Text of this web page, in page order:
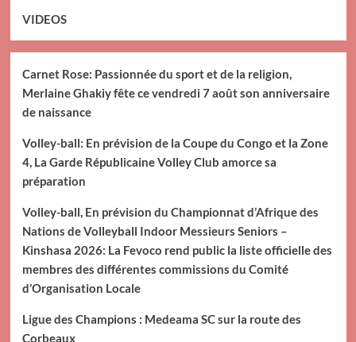
VIDEOS
Carnet Rose: Passionnée du sport et de la religion,
Merlaine Ghakiy fête ce vendredi 7 août son anniversaire
de naissance
Volley-ball: En prévision de la Coupe du Congo et la Zone
4, La Garde Républicaine Volley Club amorce sa
préparation
Volley-ball, En prévision du Championnat d’Afrique des
Nations de Volleyball Indoor Messieurs Seniors –
Kinshasa 2026: La Fevoco rend public la liste officielle des
membres des différentes commissions du Comité
d’Organisation Locale
Ligue des Champions : Medeama SC sur la route des
Corbeaux